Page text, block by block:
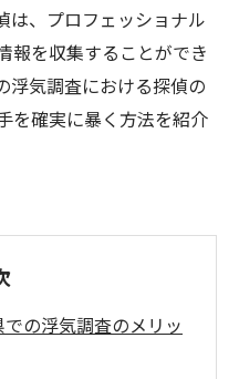
は、プロフェッショナル
報を収集することができ
浮気調査における探偵の
を確実に暴く方法を紹介
の浮気調査のメリッ